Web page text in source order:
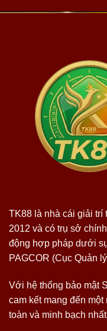
TK88 là nhà cái giải trí
2012 và có trụ sở
động hợp pháp dưới
PAGCOR (Cục Quản
Với hệ thống bảo mật
cam kết mang đến
toàn và minh bạch